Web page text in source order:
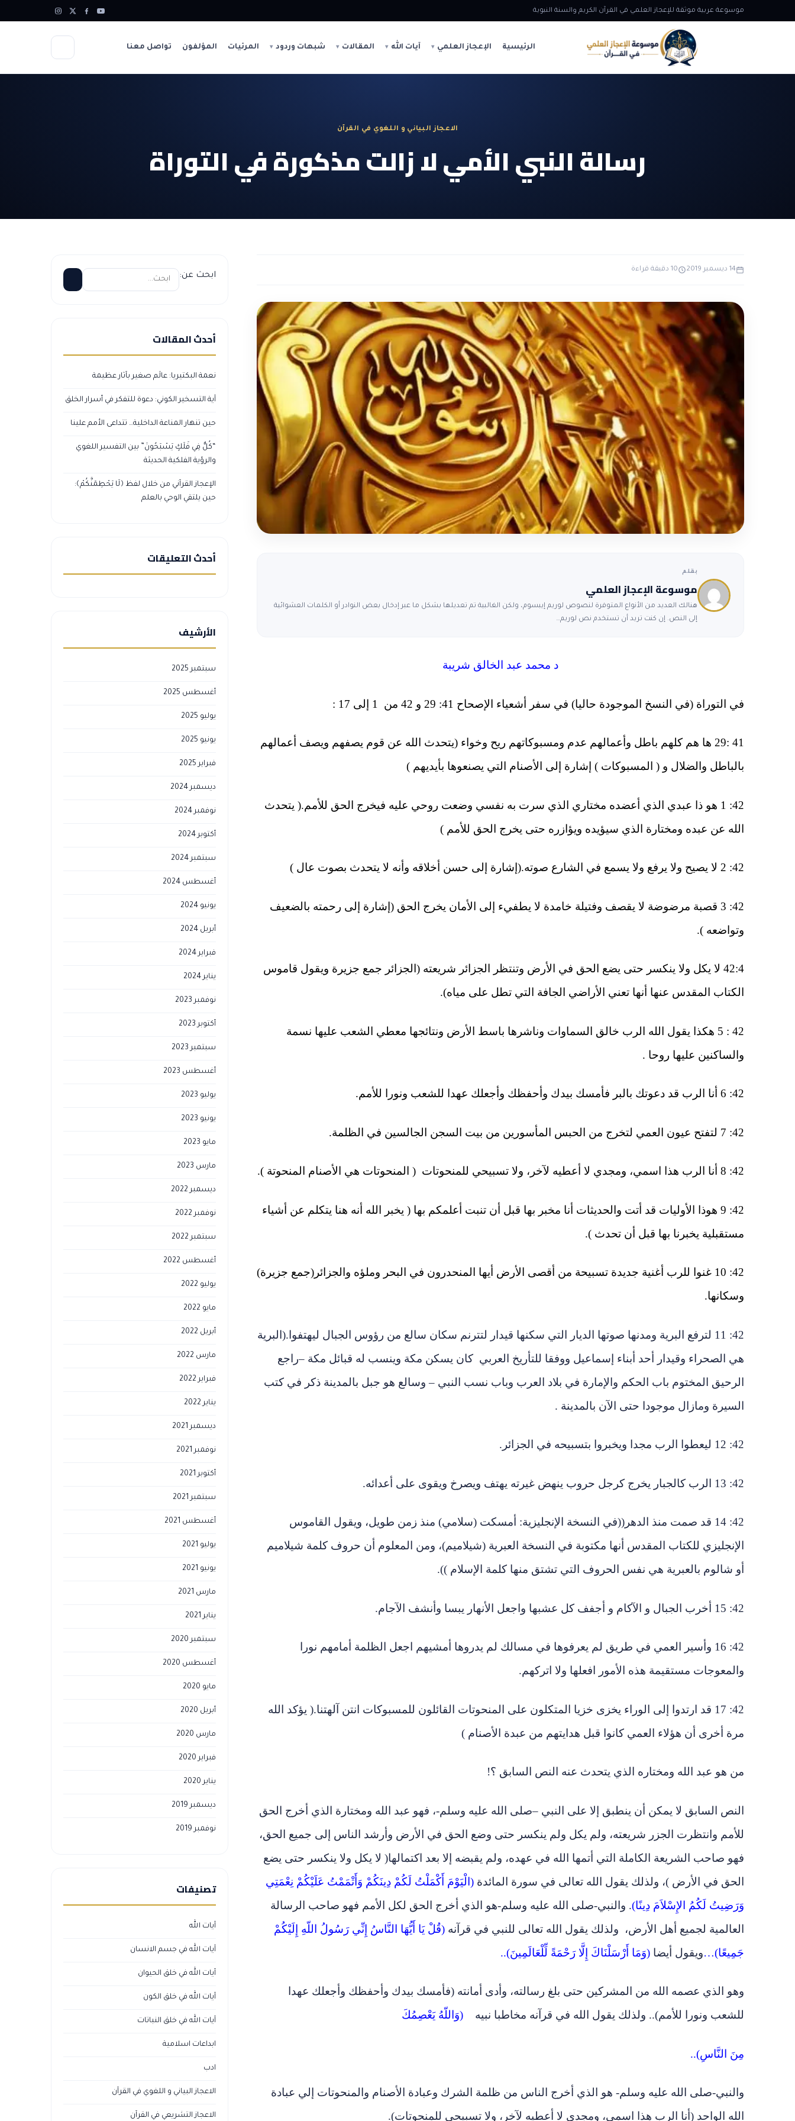
موسوعة عربية موثقة للإعجاز العلمي في القرآن الكريم والسنة النبوية
الرئيسية الإعجاز العلمي آيات الله المقالات شبهات وردود المرئيات المؤلفون تواصل معنا
الاعجاز البياني و اللغوي في القرآن
رسالة النبي الأمي لا زالت مذكورة في التوراة
14 ديسمبر 2019 10 دقيقة قراءة
بقلم
موسوعة الإعجاز العلمي
هنالك العديد من الأنواع المتوفرة لنصوص لوريم إيبسوم، ولكن الغالبية تم تعديلها بشكل ما عبر إدخال بعض النوادر أو الكلمات العشوائية
إلى النص. إن كنت تريد أن تستخدم نص لوريم…
د محمد عبد الخالق شريبة
في التوراة (في النسخ الموجودة حاليا) في سفر أشعياء الإصحاح 41: 29 و 42 من 1 إلى 17 :
41 :29 ها هم كلهم باطل وأعمالهم عدم ومسبوكاتهم ريح وخواء (يتحدث الله عن قوم يصفهم ويصف أعمالهم
بالباطل والضلال و ( المسبوكات ) إشارة إلى الأصنام التي يصنعوها بأيديهم )
42: 1 هو ذا عبدي الذي أعضده مختاري الذي سرت به نفسي وضعت روحي عليه فيخرج الحق للأمم.( يتحدث
الله عن عبده ومختارة الذي سيؤيده ويؤازره حتى يخرج الحق للأمم )
42: 2 لا يصيح ولا يرفع ولا يسمع في الشارع صوته.(إشارة إلى حسن أخلاقه وأنه لا يتحدث بصوت عال )
42: 3 قصبة مرضوضة لا يقصف وفتيلة خامدة لا يطفيء إلى الأمان يخرج الحق (إشارة إلى رحمته بالضعيف
وتواضعه ).
42:4 لا يكل ولا ينكسر حتى يضع الحق في الأرض وتنتظر الجزائر شريعته (الجزائر جمع جزيرة ويقول قاموس
الكتاب المقدس عنها أنها تعني الأراضي الجافة التي تطل على مياه).
42 : 5 هكذا يقول الله الرب خالق السماوات وناشرها باسط الأرض ونتائجها معطي الشعب عليها نسمة
والساكنين عليها روحا .
42: 6 أنا الرب قد دعوتك بالبر فأمسك بيدك وأحفظك وأجعلك عهدا للشعب ونورا للأمم.
42: 7 لتفتح عيون العمي لتخرج من الحبس المأسورين من بيت السجن الجالسين في الظلمة.
42: 8 أنا الرب هذا اسمي، ومجدي لا أعطيه لآخر، ولا تسبيحي للمنحوتات ( المنحوتات هي الأصنام المنحوتة ).
42: 9 هوذا الأوليات قد أتت والحديثات أنا مخبر بها قبل أن تنبت أعلمكم بها ( يخبر الله أنه هنا يتكلم عن أشياء
مستقبلية يخبرنا بها قبل أن تحدث ).
42: 10 غنوا للرب أغنية جديدة تسبيحة من أقصى الأرض أيها المنحدرون في البحر وملؤه والجزائر(جمع جزيرة)
وسكانها.
42: 11 لترفع البرية ومدنها صوتها الديار التي سكنها قيدار لتترنم سكان سالع من رؤوس الجبال ليهتفوا.(البرية
هي الصحراء وقيدار أحد أبناء إسماعيل ووفقا للتأريخ العربي كان يسكن مكة وينسب له قبائل مكة –راجع
الرحيق المختوم باب الحكم والإمارة في بلاد العرب وباب نسب النبي – وسالع هو جبل بالمدينة ذكر في كتب
السيرة ومازال موجودا حتى الآن بالمدينة .
42: 12 ليعطوا الرب مجدا ويخبروا بتسبيحه في الجزائر.
42: 13 الرب كالجبار يخرج كرجل حروب ينهض غيرته يهتف ويصرخ ويقوى على أعدائه.
42: 14 قد صمت منذ الدهر((في النسخة الإنجليزية: أمسكت (سلامي) منذ زمن طويل، ويقول القاموس
الإنجليزي للكتاب المقدس أنها مكتوبة في النسخة العبرية (شيلاميم)، ومن المعلوم أن حروف كلمة شيلاميم
أو شالوم بالعبرية هي نفس الحروف التي تشتق منها كلمة الإسلام )).
42: 15 أخرب الجبال و الآكام و أجفف كل عشبها واجعل الأنهار يبسا وأنشف الآجام.
42: 16 وأسير العمي في طريق لم يعرفوها في مسالك لم يدروها أمشيهم اجعل الظلمة أمامهم نورا
والمعوجات مستقيمة هذه الأمور افعلها ولا اتركهم.
42: 17 قد ارتدوا إلى الوراء يخزى خزيا المتكلون على المنحوتات القائلون للمسبوكات انتن آلهتنا.( يؤكد الله
مرة أخرى أن هؤلاء العمي كانوا قبل هدايتهم من عبدة الأصنام )
من هو عبد الله ومختاره الذي يتحدث عنه النص السابق ؟!
النص السابق لا يمكن أن ينطبق إلا على النبي –صلى الله عليه وسلم-، فهو عبد الله ومختارة الذي أخرج الحق
للأمم وانتظرت الجزر شريعته، ولم يكل ولم ينكسر حتى وضع الحق في الأرض وأرشد الناس إلى جميع الحق،
فهو صاحب الشريعة الكاملة التي أتمها الله في عهده، ولم يقبضه إلا بعد اكتمالها( لا يكل ولا ينكسر حتى يضع
الحق في الأرض )، ولذلك يقول الله تعالى في سورة المائدة ( الْيَوْمَ أَكْمَلْتُ لَكُمْ دِينَكُمْ وَأَتْمَمْتُ عَلَيْكُمْ نِعْمَتِي
وَرَضِيتُ لَكُمُ الإِسْلاَمَ دِينًا). والنبي-صلى الله عليه وسلم-هو الذي أخرج الحق لكل الأمم فهو صاحب الرسالة
العالمية لجميع أهل الأرض، ولذلك يقول الله تعالى للنبي في قرآنه (قُلْ يَا أَيُّهَا النَّاسُ إِنِّي رَسُولُ اللّهِ إِلَيْكُمْ
جَمِيعًا)…ويقول أيضا (وَمَا أَرْسَلْنَاكَ إِلَّا رَحْمَةً لِّلْعَالَمِينَ)..
وهو الذي عصمه الله من المشركين حتى بلغ رسالته، وأدى أمانته (فأمسك بيدك وأحفظك وأجعلك عهدا
للشعب ونورا للأمم).. ولذلك يقول الله في قرآنه مخاطبا نبيه (وَاللّهُ يَعْصِمُكَ
مِنَ النَّاسِ)..
والنبي-صلى الله عليه وسلم- هو الذي أخرج الناس من ظلمة الشرك وعبادة الأصنام والمنحوتات إلي عبادة
الله الواحد (أنا الرب هذا اسمي، ومجدي لا أعطيه لآخر، ولا تسبيحي للمنحوتات).
ابحث عن:
أحدث المقالات
نعمة البكتيريا: عالَم صغير بآثار عظيمة
آية التسخير الكوني: دعوة للتفكر في أسرار الخلق
حين تنهار المناعة الداخلية… تتداعى الأمم علينا
“كُلٌّ فِي فَلَكٍ يَسْبَحُونَ” بين التفسير اللغوي
والرؤية الفلكية الحديثة
الإعجاز القرآني من خلال لفظ ﴿لَا يَحْطِمَنَّكُمْ﴾:
حين يلتقي الوحي بالعلم
أحدث التعليقات
الأرشيف
سبتمبر 2025
أغسطس 2025
يوليو 2025
يونيو 2025
فبراير 2025
ديسمبر 2024
نوفمبر 2024
أكتوبر 2024
سبتمبر 2024
أغسطس 2024
يونيو 2024
أبريل 2024
فبراير 2024
يناير 2024
نوفمبر 2023
أكتوبر 2023
سبتمبر 2023
أغسطس 2023
يوليو 2023
يونيو 2023
مايو 2023
مارس 2023
ديسمبر 2022
نوفمبر 2022
سبتمبر 2022
أغسطس 2022
يوليو 2022
مايو 2022
أبريل 2022
مارس 2022
فبراير 2022
يناير 2022
ديسمبر 2021
نوفمبر 2021
أكتوبر 2021
سبتمبر 2021
أغسطس 2021
يوليو 2021
يونيو 2021
مارس 2021
يناير 2021
سبتمبر 2020
أغسطس 2020
مايو 2020
أبريل 2020
مارس 2020
فبراير 2020
يناير 2020
ديسمبر 2019
نوفمبر 2019
تصنيفات
آيات الله
آيات الله في جسم الانسان
آيات الله في خلق الحيوان
آيات الله في خلق الكون
آيات الله في خلق النباتات
ابداعات اسلامية
ادب
الاعجاز البياني و اللغوي في القرآن
الاعجاز التشريعي في القرآن